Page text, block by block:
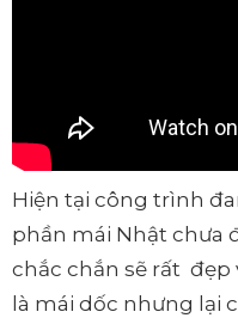
Hiện tại công trình
phần mái Nhật chưa
chắc chắn sẽ rất đẹp
là mái dốc nhưng lại